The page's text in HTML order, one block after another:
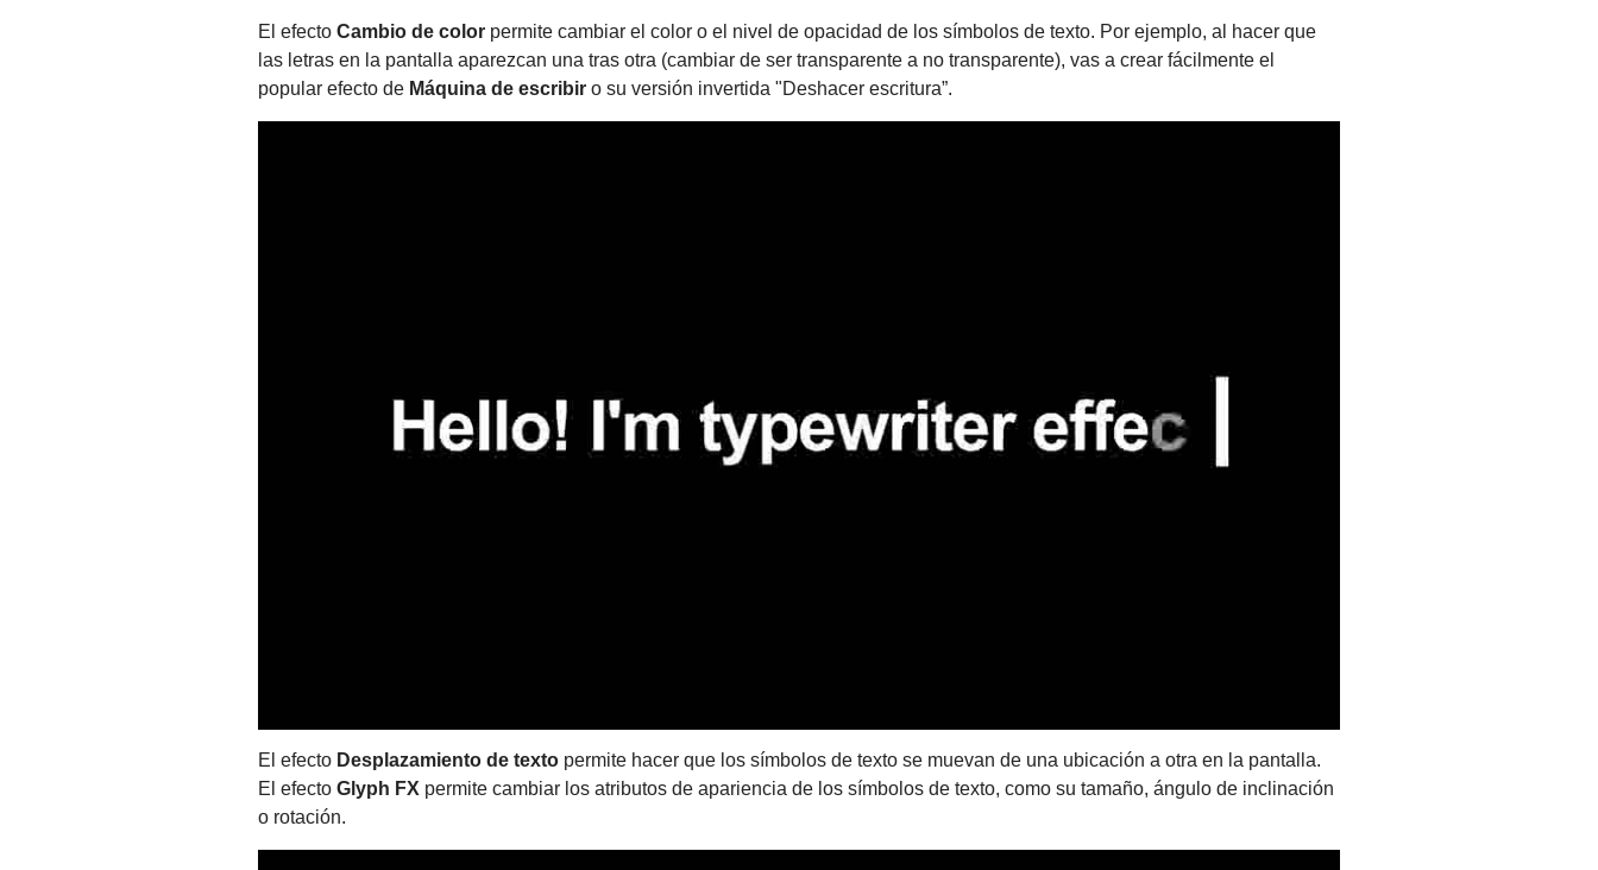
El efecto Cambio de color permite cambiar el color o el nivel de opacidad de los símbolos de texto. Por ejemplo, al hacer que
las letras en la pantalla aparezcan una tras otra (cambiar de ser transparente a no transparente), vas a crear fácilmente el
popular efecto de Máquina de escribir o su versión invertida "Deshacer escritura”.
El efecto Desplazamiento de texto permite hacer que los símbolos de texto se muevan de una ubicación a otra en la pantalla.
El efecto Glyph FX permite cambiar los atributos de apariencia de los símbolos de texto, como su tamaño, ángulo de inclinación
o rotación.